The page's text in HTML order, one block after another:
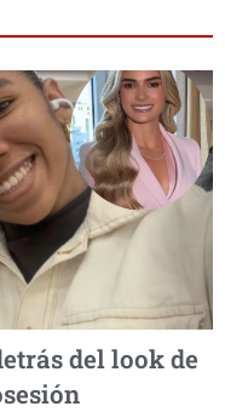
del look de